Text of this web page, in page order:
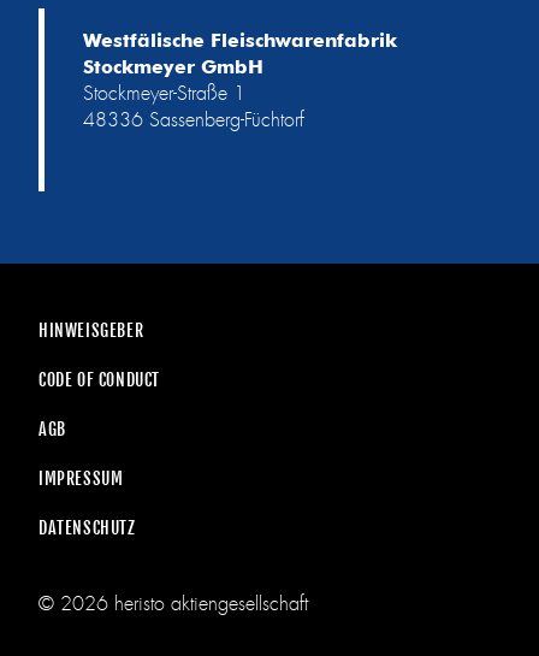
Westfälische Fleischwarenfabrik
Stockmeyer GmbH
Stockmeyer-Straße 1
48336 Sassenberg-Füchtorf
HINWEISGEBER
CODE OF CONDUCT
AGB
IMPRESSUM
DATENSCHUTZ
© 2026 heristo aktiengesellschaft